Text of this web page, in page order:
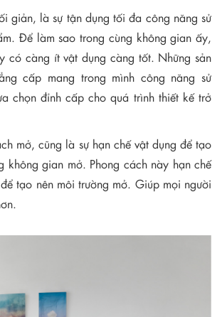
giản, là sự tận dụng tối đa công năng sử
Để làm sao trong cùng không gian ấy,
có càng ít vật dụng càng tốt. Những sản
cấp mang trong mình công năng sử
chọn đỉnh cấp cho quá trình thiết kế trở
mở, cũng là sự hạn chế vật dụng để tạo
không gian mở. Phong cách này hạn chế
tạo nên môi trường mở. Giúp mọi người